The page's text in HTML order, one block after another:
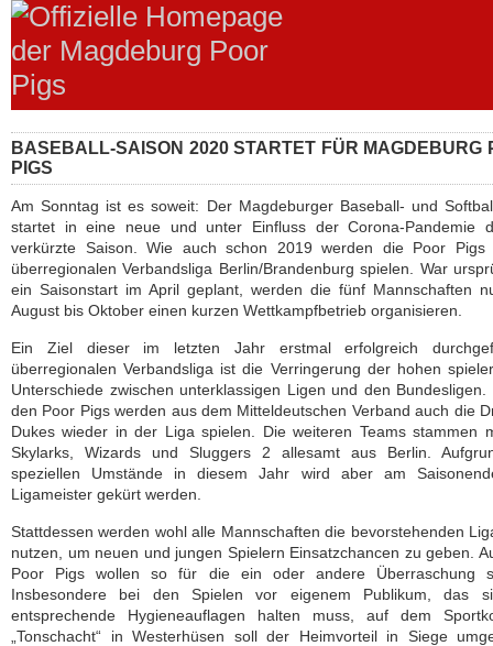
BASEBALL-SAISON 2020 STARTET FÜR MAGDEBURG
PIGS
Am Sonntag ist es soweit: Der Magdeburger Baseball- und
startet in eine neue und unter Einfluss der Corona-Pandemie
verkürzte Saison. Wie auch schon 2019 werden die Poor
überregionalen Verbandsliga Berlin/Brandenburg spielen. War
ein Saisonstart im April geplant, werden die fünf Mannschaften
August bis Oktober einen kurzen Wettkampfbetrieb organisieren.
Ein Ziel dieser im letzten Jahr erstmal erfolgreich
überregionalen Verbandsliga ist die Verringerung der hohen
Unterschiede zwischen unterklassigen Ligen und den Bundesligen.
den Poor Pigs werden aus dem Mitteldeutschen Verband auch die
Dukes wieder in der Liga spielen. Die weiteren Teams stammen
Skylarks, Wizards und Sluggers 2 allesamt aus Berlin.
speziellen Umstände in diesem Jahr wird aber am
Ligameister gekürt werden.
Stattdessen werden wohl alle Mannschaften die bevorstehenden
nutzen, um neuen und jungen Spielern Einsatzchancen zu geben.
Poor Pigs wollen so für die ein oder andere Überraschung
Insbesondere bei den Spielen vor eigenem Publikum, das
entsprechende Hygieneauflagen halten muss, auf dem
„Tonschacht“ in Westerhüsen soll der Heimvorteil in Siege